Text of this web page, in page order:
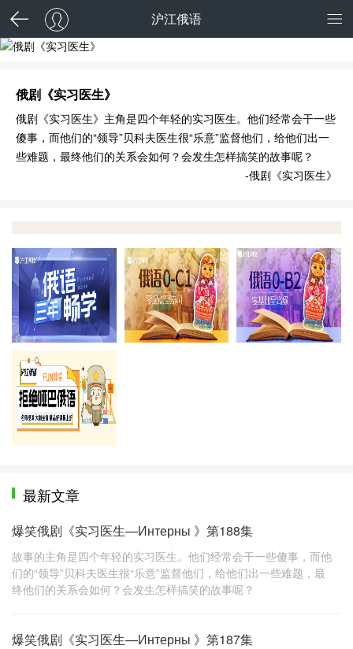
沪江俄语
俄剧《实习医生》
俄剧《实习医生》
俄剧《实习医生》主角是四个年轻的实习医生。他们经常会干一些
傻事，而他们的“领导”贝科夫医生很“乐意”监督他们，给他们出一
些难题，最终他们的关系会如何？会发生怎样搞笑的故事呢？
-俄剧《实习医生》
霸屏C位，三年畅学 能力提升 留
最新文章
爆笑俄剧《实习医生—Интерны 》第188集
故事的主角是四个年轻的实习医生。他们经常会干一些傻事，而他
们的“领导”贝科夫医生很“乐意”监督他们，给他们出一些难题，最
终他们的关系会如何？会发生怎样搞笑的故事呢？
爆笑俄剧《实习医生—Интерны 》第187集